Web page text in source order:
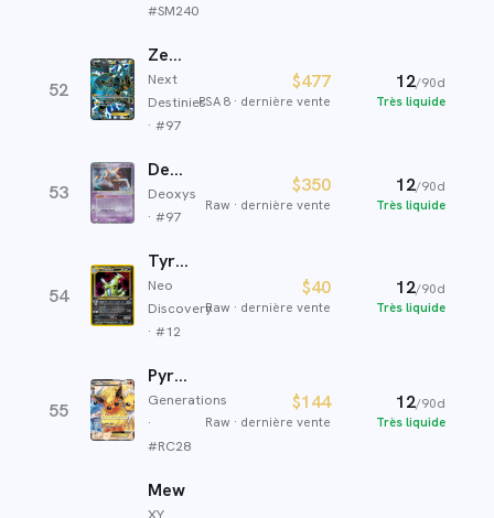
#SM240
52
Zekrom-EX
Next
Destinies
· #97
$477
PSA 8 · dernière vente
12/90d
Très liquide
53
Deoxys ex
Deoxys
· #97
$350
Raw · dernière vente
12/90d
Très liquide
54
Tyranocif
Neo
Discovery
· #12
$40
Raw · dernière vente
12/90d
Très liquide
55
Pyroli-EX
Generations
·
#RC28
$144
Raw · dernière vente
12/90d
Très liquide
Mew
XY